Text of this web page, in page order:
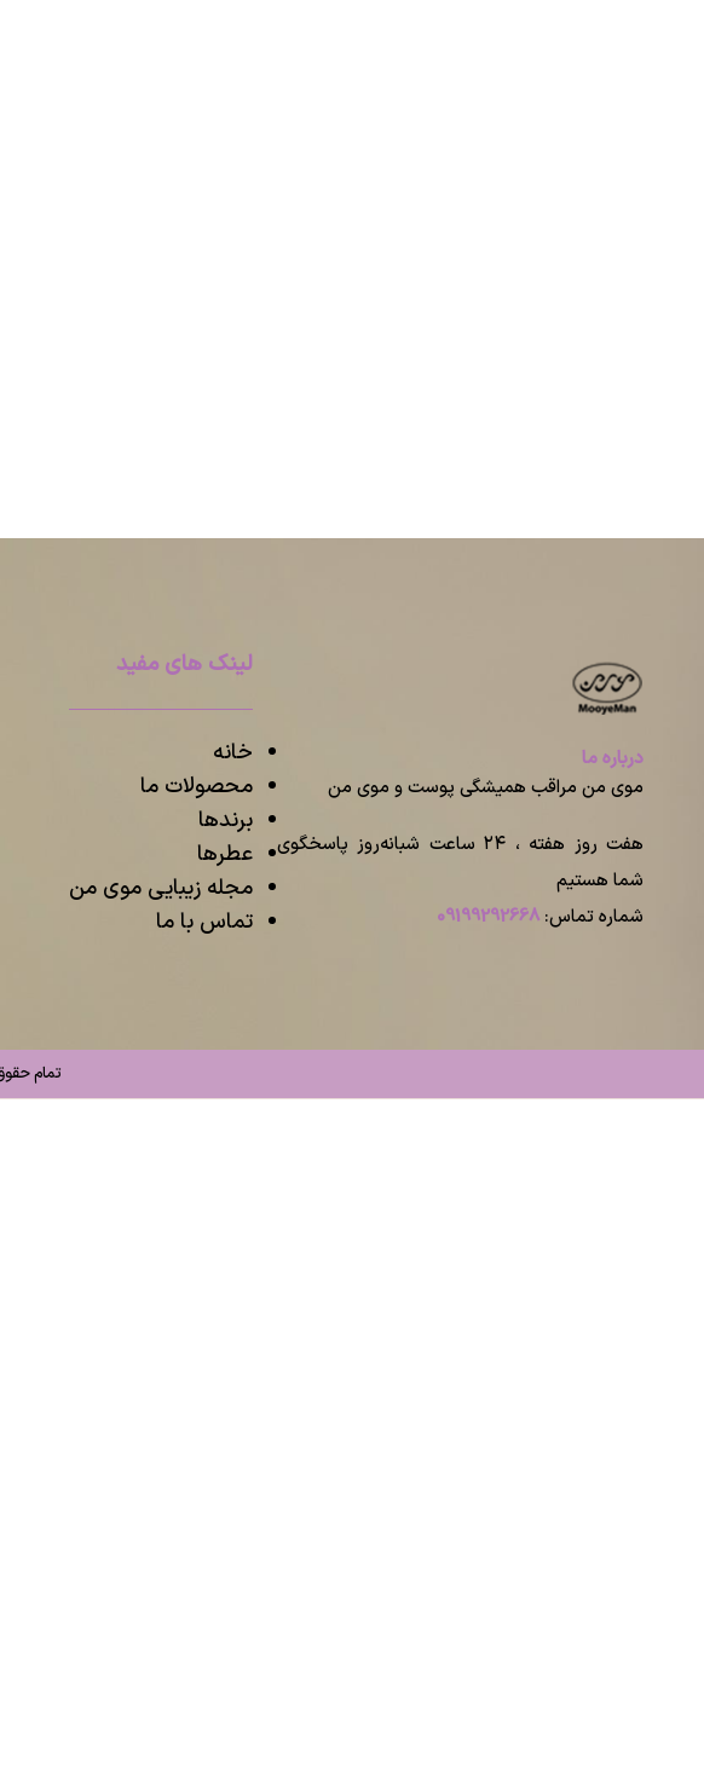
درباره ما
موی من مراقب همیشگی پوست و موی من
هفت روز هفته ، ۲۴ ساعت شبانه‌روز پاسخگوی
شما هستیم
شماره تماس: 09199292668
لینک های مفید
خانه
محصولات ما
برندها
عطرها
مجله زیبایی موی من
تماس با ما
تمام